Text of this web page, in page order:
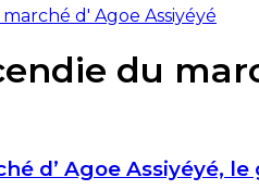
d' Agoe Assiyéyé
du
d’ Agoe Assiyéyé,